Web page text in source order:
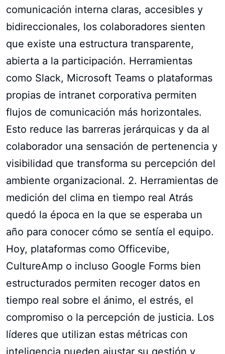
comunicación interna claras, accesibles y
bidireccionales, los colaboradores sienten
que existe una estructura transparente,
abierta a la participación. Herramientas
como Slack, Microsoft Teams o plataformas
propias de intranet corporativa permiten
flujos de comunicación más horizontales.
Esto reduce las barreras jerárquicas y da al
colaborador una sensación de pertenencia y
visibilidad que transforma su percepción del
ambiente organizacional. 2. Herramientas de
medición del clima en tiempo real Atrás
quedó la época en la que se esperaba un
año para conocer cómo se sentía el equipo.
Hoy, plataformas como Officevibe,
CultureAmp o incluso Google Forms bien
estructurados permiten recoger datos en
tiempo real sobre el ánimo, el estrés, el
compromiso o la percepción de justicia. Los
líderes que utilizan estas métricas con
inteligencia pueden ajustar su gestión y